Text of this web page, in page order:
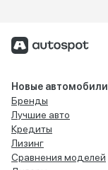
Новые автомобили
Бренды
Лучшие авто
Кредиты
Лизинг
Сравнения моделей